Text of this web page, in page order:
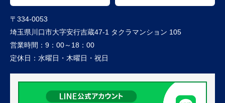
〒334-0053
埼玉県川口市大字安行吉蔵47-1 タクラマンション 105
営業時間： 9：00～18：00
定休日： 水曜日・木曜日・祝日